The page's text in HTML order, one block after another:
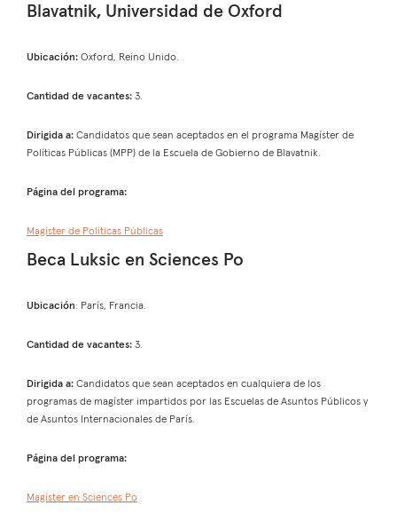
Blavatnik, Universidad de Oxford
Ubicación: Oxford, Reino Unido.
Cantidad de vacantes: 3.
Dirigida a: Candidatos que sean aceptados en el programa Magíster de
Políticas Públicas (MPP) de la Escuela de Gobierno de Blavatnik.
Página del programa:
Magíster de Políticas Públicas
Beca Luksic en Sciences Po
Ubicación: París, Francia.
Cantidad de vacantes: 3.
Dirigida a: Candidatos que sean aceptados en cualquiera de los
programas de magíster impartidos por las Escuelas de Asuntos Públicos y
de Asuntos Internacionales de París.
Página del programa:
Magíster en Sciences Po